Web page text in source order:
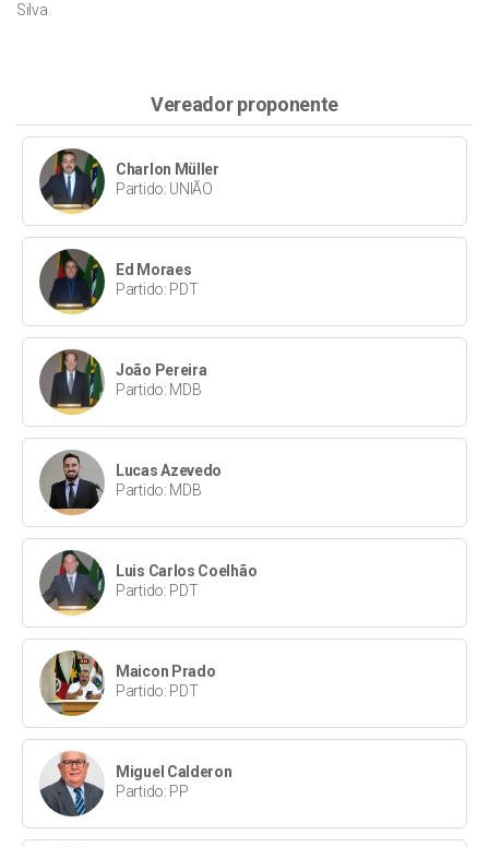
Silva.
Vereador proponente
Charlon Müller
Partido: UNIÃO
Ed Moraes
Partido: PDT
João Pereira
Partido: MDB
Lucas Azevedo
Partido: MDB
Luis Carlos Coelhão
Partido: PDT
Maicon Prado
Partido: PDT
Miguel Calderon
Partido: PP